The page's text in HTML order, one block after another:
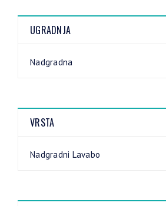
UGRADNJA
Nadgradna
VRSTA
Nadgradni Lavabo